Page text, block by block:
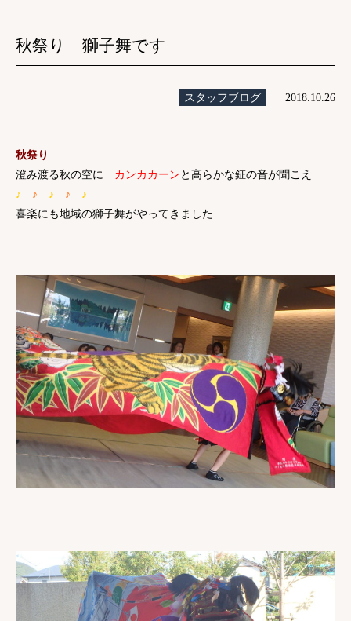
秋祭り 獅子舞です
スタッフブログ 2018.10.26
秋祭り
澄み渡る秋の空に カンカカーン と高らかな鉦の音が聞こえ
♪ ♪ ♪ ♪ ♪
喜楽にも地域の獅子舞がやってきました